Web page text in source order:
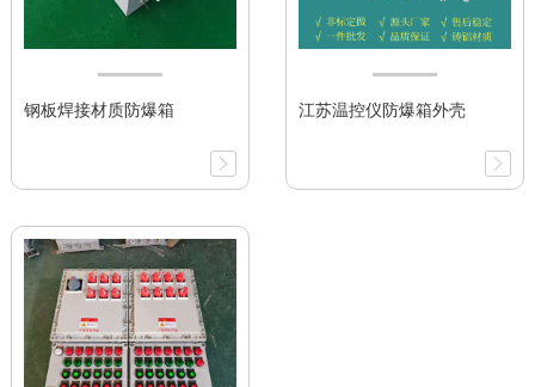
钢板焊接材质防爆箱 江苏温控仪防爆箱外壳